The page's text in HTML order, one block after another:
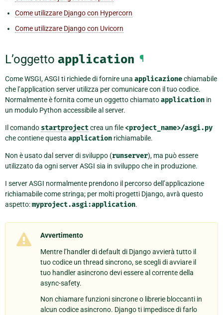
Come utilizzare Django con Hypercorn
Come utilizzare Django con Uvicorn
L’oggetto application ¶
Come WSGI, ASGI ti richiede di fornire una applicazionechiamabile
che l’application server utilizza per comunicare con il tuo codice.
Normalmente è fornita come un oggetto chiamatoapplication in
un modulo Python accessibile al server.
Il comando startprojectcrea un file <project_name>/asgi.py
che contiene questa application richiamabile.
Non è usato dal server di sviluppo (runserver), ma può essere
utilizzato da ogni server ASGI sia in sviluppo che in produzione.
I server ASGI normalmente prendono il percorso dell’applicazione
richiamabile come stringa; per molti progetti Django, avrà questo
aspetto:myproject.asgi:application.
Avvertimento
Mentre l’handler di default di Django avvierà tutto il
tuo codice un thread sincrono, se scegli di avviare il
tuo handler asincrono devi essere al corrente della
async-safety.
Non chiamare funzioni sincrone o librerie bloccanti in
alcun codice asincrono. Django ti impedisce di farlo